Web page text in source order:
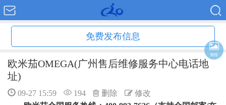
免费发布信息
欧米茄OMEGA(广州售后维修服务中心电话地
址)
09-27 15:59 194 删除
修改
海报